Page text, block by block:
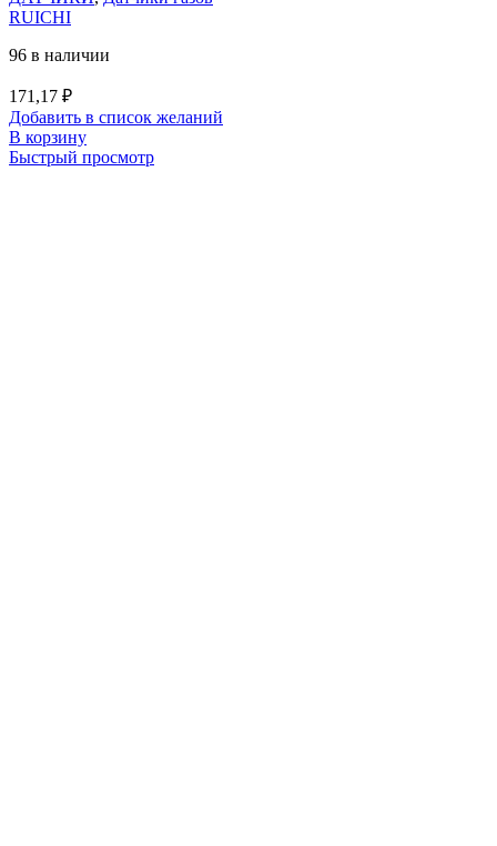
RUICHI
96 в наличии
171,17 ₽
Добавить в список желаний
В корзину
Быстрый просмотр